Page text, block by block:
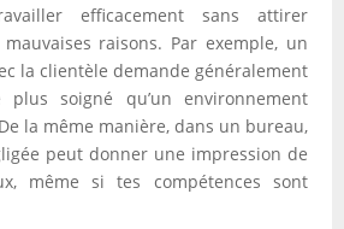
efficacement sans attirer
raisons. Par exemple, un
la clientèle demande généralement
soigné qu’un environnement
la même manière, dans un bureau,
peut donner une impression de
même si tes compétences sont